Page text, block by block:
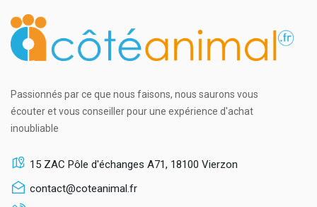
Passionnés par ce que nous faisons, nous saurons vous
écouter et vous conseiller pour une expérience d'achat
inoubliable
15 ZAC Pôle d'échanges A71, 18100 Vierzon
contact@coteanimal.fr